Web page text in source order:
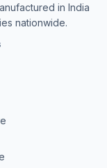
in India
nationwide.